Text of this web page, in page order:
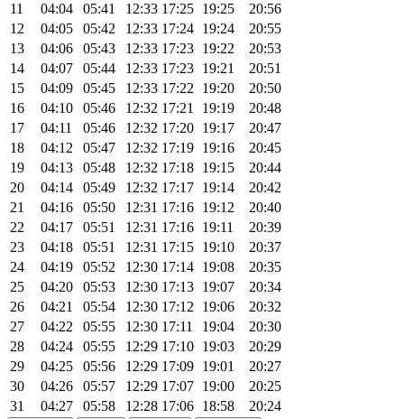
11
04:04 05:41 12:33 17:25 19:25
20:56
12
04:05 05:42 12:33 17:24 19:24
20:55
13
04:06 05:43 12:33 17:23 19:22
20:53
14
04:07 05:44 12:33 17:23 19:21
20:51
15
04:09 05:45 12:33 17:22 19:20
20:50
16
04:10 05:46 12:32 17:21 19:19
20:48
17
04:11 05:46 12:32 17:20 19:17
20:47
18
04:12 05:47 12:32 17:19 19:16
20:45
19
04:13 05:48 12:32 17:18 19:15
20:44
20
04:14 05:49 12:32 17:17 19:14
20:42
21
04:16 05:50 12:31 17:16 19:12
20:40
22
04:17 05:51 12:31 17:16 19:11
20:39
23
04:18 05:51 12:31 17:15 19:10
20:37
24
04:19 05:52 12:30 17:14 19:08
20:35
25
04:20 05:53 12:30 17:13 19:07
20:34
26
04:21 05:54 12:30 17:12 19:06
20:32
27
04:22 05:55 12:30 17:11 19:04
20:30
28
04:24 05:55 12:29 17:10 19:03
20:29
29
04:25 05:56 12:29 17:09 19:01
20:27
30
04:26 05:57 12:29 17:07 19:00
20:25
31
04:27 05:58 12:28 17:06 18:58 20:24